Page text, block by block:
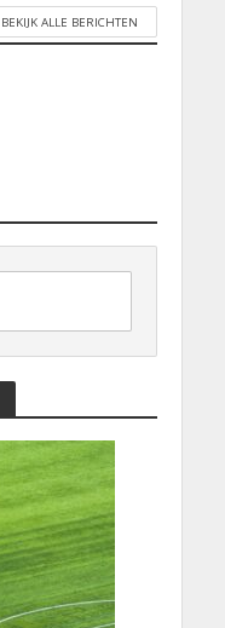
BEKIJK ALLE BERICHTEN